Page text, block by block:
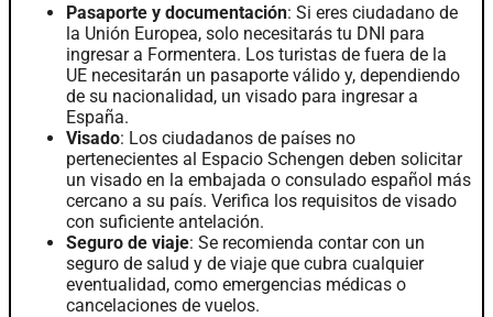
Pasaporte y documentación: Si eres ciudadano de
la Unión Europea, solo necesitarás tu DNI para
ingresar a Formentera. Los turistas de fuera de la
UE necesitarán un pasaporte válido y, dependiendo
de su nacionalidad, un visado para ingresar a
España.
Visado: Los ciudadanos de países no
pertenecientes al Espacio Schengen deben solicitar
un visado en la embajada o consulado español más
cercano a su país. Verifica los requisitos de visado
con suficiente antelación.
Seguro de viaje: Se recomienda contar con un
seguro de salud y de viaje que cubra cualquier
eventualidad, como emergencias médicas o
cancelaciones de vuelos.